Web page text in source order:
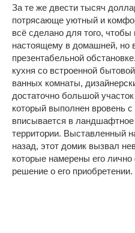
За те же двести тысяч
потрясающе уютный и
всё сделано для того,
настоящему в домашней, но
презентабельной
кухня со встроенной
ванных комнаты,
достаточно большой
который выполнен вровень с
вписывается в
территории. Выставленный
назад, этот домик вызвал
которые намерены его
решение о его приобретении.